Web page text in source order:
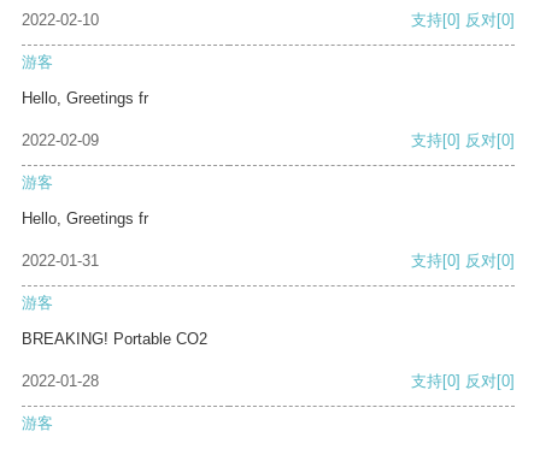
2022-02-10 支持[0] 反对[0]
游客
Hello, Greetings fr
2022-02-09 支持[0] 反对[0]
游客
Hello, Greetings fr
2022-01-31 支持[0] 反对[0]
游客
BREAKING! Portable CO2
2022-01-28 支持[0] 反对[0]
游客